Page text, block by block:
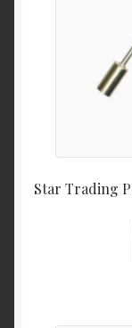
Star Trading